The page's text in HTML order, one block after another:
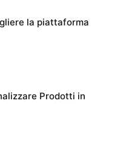
la piattaforma
Prodotti in